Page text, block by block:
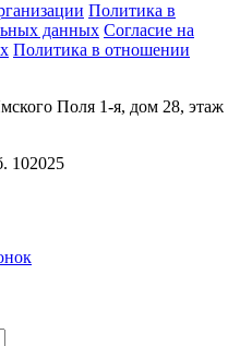
Политика в
данных Согласие на
Политика в отношении
Поля 1-я, дом 28, этаж
102025